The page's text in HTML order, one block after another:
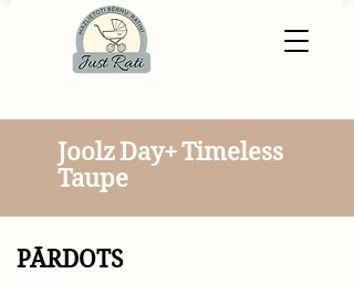
Joolz Day+ Timeless
Taupe
PĀRDOTS